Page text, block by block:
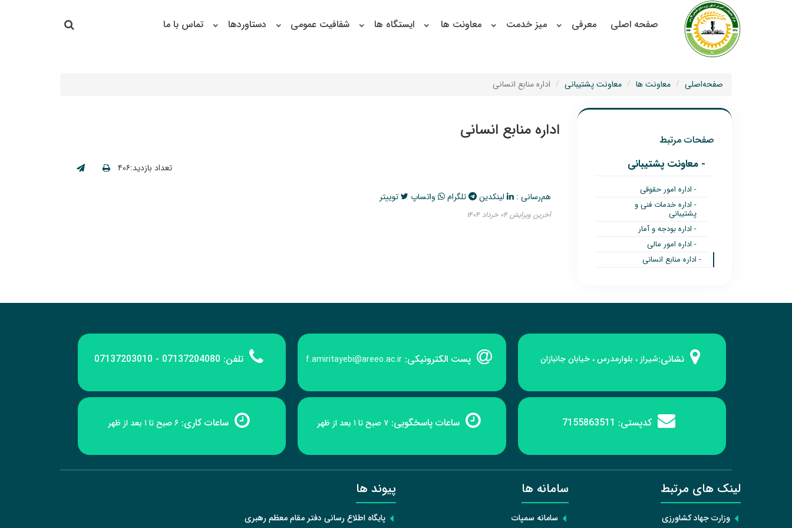
صفحه اصلی معرفی میز خدمت معاونت ها ایستگاه ها شفافیت عمومی دستاوردها تماس با ما جستجو
صفحه‌اصلی معاونت ها معاونت پشتیبانی اداره منابع انسانی
اداره منابع انسانی
تعداد بازدید:۴۰۶
هم‌رسانی : لینکدین تلگرام واتساپ توییتر
آخرین ویرایش ۰۴ خرداد ۱۴۰۴
صفحات مرتبط
- معاونت پشتیبانی
- اداره امور حقوقی
- اداره خدمات فنی و
پشتیبانی
- اداره بودجه و آمار
- اداره امور مالی
- اداره منابع انسانی
نشانی:شیراز ، بلوارمدرس ، خیابان جانبازان پست الکترونیکی:f.amiritayebi@areeo.ac.ir تلفن: 07137204080 - 07137203010
کدپستی: 7155863511 ساعات پاسخگویی:۷ صبح تا ۱ بعد از ظهر ساعات کاری: ۶ صبح تا ۱ بعد از ظهر
لینک های مرتبط
وزارت جهاد کشاورزی
سامانه ها
سامانه سمپات
پیوند ها
پایگاه اطلاع رسانی دفتر مقام معظم رهبری